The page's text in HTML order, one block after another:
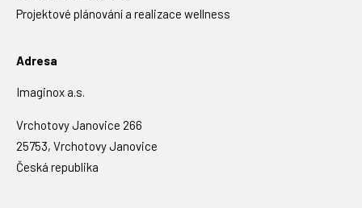
Projektové plánování a realizace wellness
Adresa
Imaginox a.s.
Vrchotovy Janovice 266
25753, Vrchotovy Janovice
Česká republika